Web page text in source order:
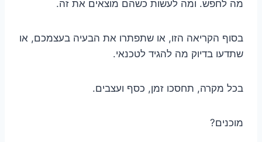
מה לחפש. ומה לעשות כשהם מוצאים את זה.
בסוף הקריאה הזו, או שתפתרו את הבעיה בעצמכם, או
שתדעו בדיוק מה להגיד לטכנאי.
בכל מקרה, תחסכו זמן, כסף ועצבים.
מוכנים?